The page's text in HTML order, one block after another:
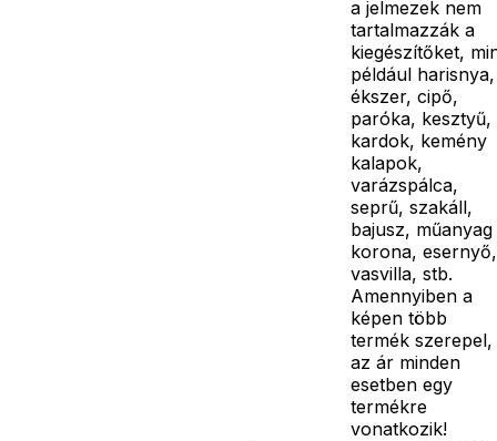
a jelmezek nem
tartalmazzák a
kiegészítőket,
például harisnya,
ékszer, cipő,
paróka, kesztyű,
kardok, kemény
kalapok,
varázspálca,
seprű, szakáll,
bajusz, műanyag
korona, esernyő,
vasvilla, stb.
Amennyiben a
képen több
termék szerepel,
az ár minden
esetben egy
termékre
vonatkozik!